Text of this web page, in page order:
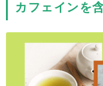
カフェインを